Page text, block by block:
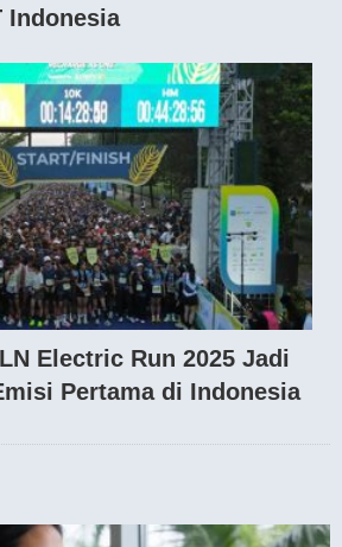
Indonesia
Electric Run 2025 Jadi
Pertama di Indonesia